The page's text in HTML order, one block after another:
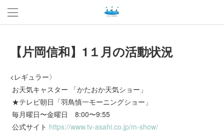
【片岡信和】1１月の活動状況
<レギュラー〉
お天気キャスター 「かたおか天気ショー」
★テレビ朝日「羽鳥慎一モーニングショー」
毎月曜日〜金曜日 8:00〜9:55
公式サイト https://www.tv-asahi.co.jp/m-show/